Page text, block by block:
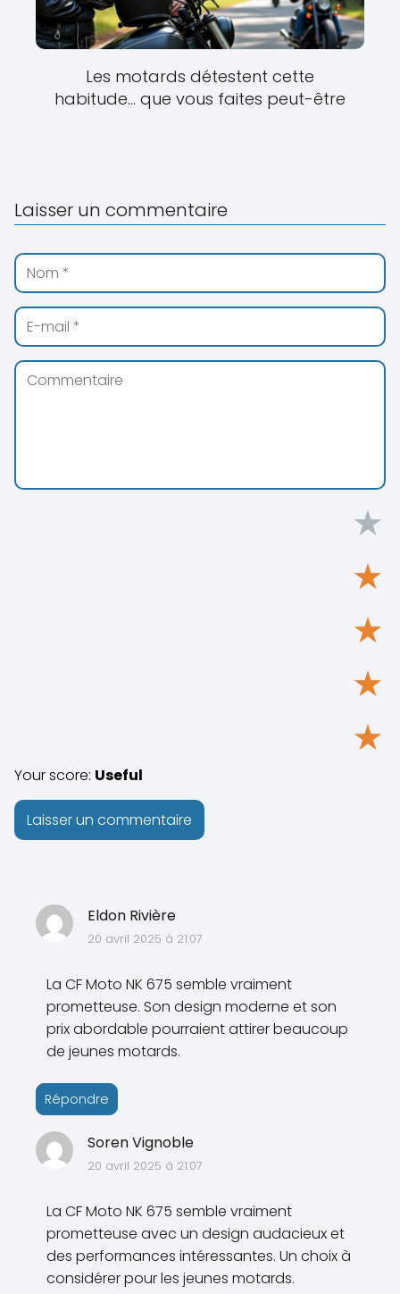
Les motards détestent cette
habitude… que vous faites peut-être
Eldon Rivière
20 avril 2025 à 21:07
La CF Moto NK 675 semble vraiment
prometteuse. Son design moderne et son
prix abordable pourraient attirer beaucoup
de jeunes motards.
Répondre
Soren Vignoble
20 avril 2025 à 21:07
La CF Moto NK 675 semble vraiment
prometteuse avec un design audacieux et
des performances intéressantes. Un choix à
considérer pour les jeunes motards.
Laisser un commentaire
★
★
★
★
★
Your score: Useful